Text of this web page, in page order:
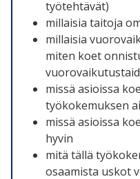
työtehtävät)
millaisia taitoja
millaisia
miten koet
missä asioissa
työkokemuksen
missä asioissa
hyvin
mitä tällä
osaamista uskot